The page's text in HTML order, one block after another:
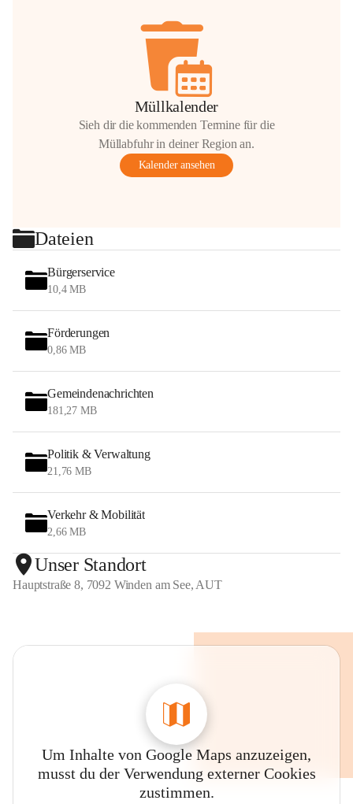
Müllkalender
Sieh dir die kommenden Termine für die
Müllabfuhr in deiner Region an.
Kalender ansehen
Dateien
Bürgerservice
10,4 MB
Förderungen
0,86 MB
Gemeindenachrichten
181,27 MB
Politik & Verwaltung
21,76 MB
Verkehr & Mobilität
2,66 MB
Unser Standort
Hauptstraße 8, 7092 Winden am See, AUT
Um Inhalte von Google Maps anzuzeigen,
musst du der Verwendung externer Cookies
zustimmen.